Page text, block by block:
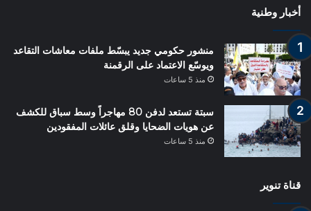
أخبار وطنية
منشور حكومي جديد يبسّط ملفات معاشات التقاعد
ويوسّع الاعتماد على الرقمنة
منذ 5 ساعات
سبتة تستعد لدفن 80 مهاجراً وسط سباق للكشف
عن هويات الضحايا وقلق عائلات المفقودين
منذ 5 ساعات
قناة تنوير